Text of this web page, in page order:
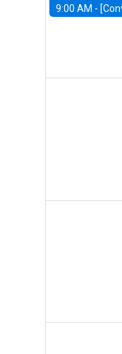
9:00 AM - [Conversatorio] El futuro de